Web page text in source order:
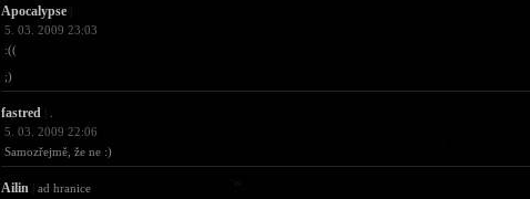
Apocalypse
5. 03. 2009 23:03
:((
;)
fastred
5. 03. 2009 22:06
Samozřejmě, že ne :)
Ailin
ad hranice